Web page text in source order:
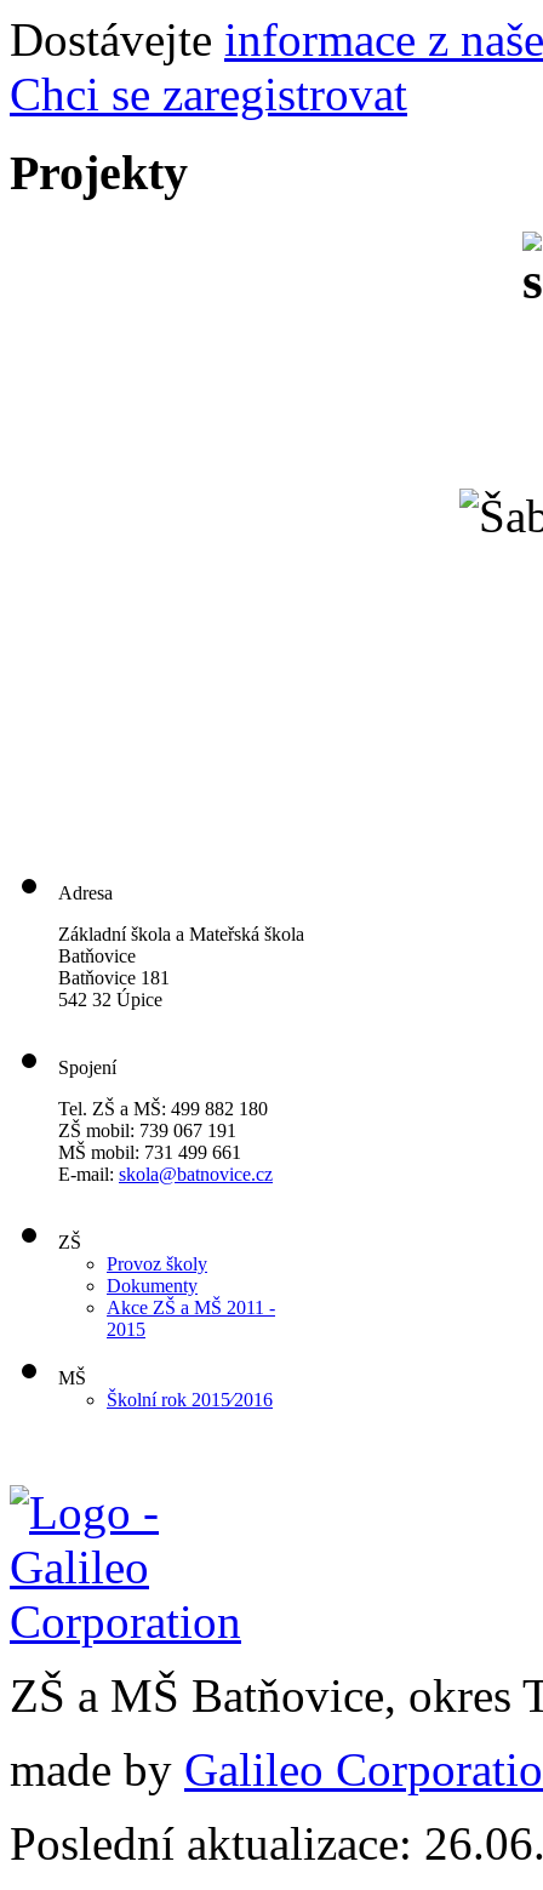
Dostávejte informace z
Chci se zaregistrovat
Projekty
Adresa
Základní škola a Mateřská škola
Batňovice
Batňovice 181
542 32 Úpice
Spojení
Tel. ZŠ a MŠ: 499 882 180
ZŠ mobil: 739 067 191
MŠ mobil: 731 499 661
E-mail: skola@batnovice.cz
ZŠ
Provoz školy
Dokumenty
Akce ZŠ a MŠ 2011 -
2015
MŠ
Školní rok 2015⁄2016
ZŠ a MŠ Batňovice, okres
made by Galileo
Poslední aktualizace: